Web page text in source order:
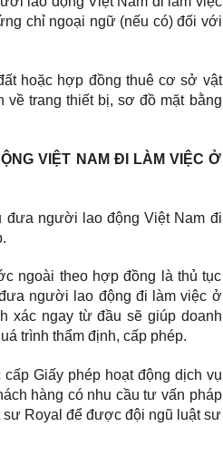
chỉ ngoại ngữ (nếu có) đối với
hoặc hợp đồng thuê cơ sở vật
trang thiết bị, sơ đồ mặt bằng
VIỆT NAM ĐI LÀM VIỆC Ở
đưa người lao động Việt Nam đi
ngoài theo hợp đồng là thủ tục
người lao động đi làm việc ở
xác ngay từ đầu sẽ giúp doanh
trình thẩm định, cấp phép.
Giấy phép hoạt động dịch vụ
hàng có nhu cầu tư vấn pháp
sư Royal để được đội ngũ luật sư